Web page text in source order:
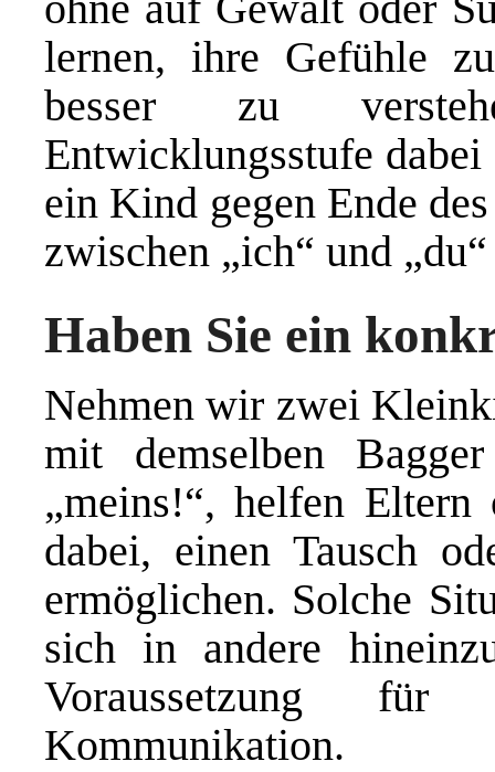
lernen, ihre Gefühle
besser zu
Entwicklungsstufe
ein Kind gegen Ende
zwischen „ich“ und
Haben Sie ein
Nehmen wir zwei
mit demselben
„meins!“, helfen Eltern
dabei, einen Tausch
ermöglichen. Solche
sich in andere
Voraussetzung
Kommunikation.